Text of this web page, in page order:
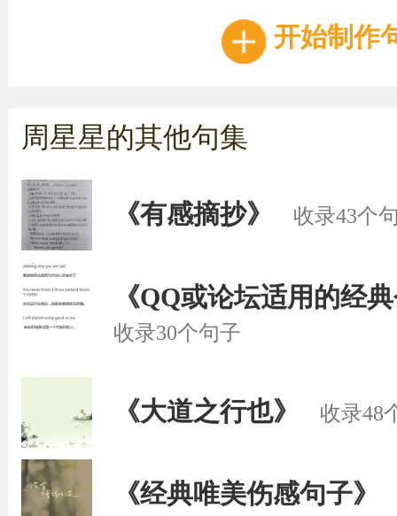
开始制作
周星星的其他句集
《有感摘抄》 收录43个
《QQ或论坛适用的经
收录30个句子
《大道之行也》 收录48
《经典唯美伤感句子》